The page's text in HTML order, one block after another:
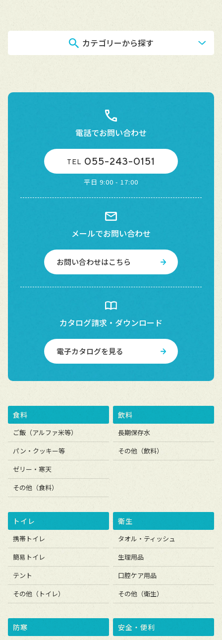
カテゴリーから探す
電話でお問い合わせ
TEL 055-243-0151
平日 9:00 - 17:00
メールでお問い合わせ
お問い合わせはこちら
カタログ請求・ダウンロード
電子カタログを見る
食料
ご飯（アルファ米等）
パン・クッキー等
ゼリー・寒天
その他（食料）
飲料
長期保存水
その他（飲料）
トイレ
携帯トイレ
簡易トイレ
テント
その他（トイレ）
衛生
タオル・ティッシュ
生理用品
口腔ケア用品
その他（衛生）
防寒 安全・便利